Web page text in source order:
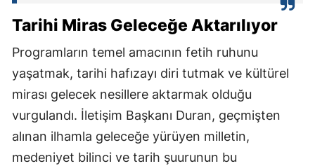
Tarihi Miras Geleceğe Aktarılıyor
Programların temel amacının fetih ruhunu
yaşatmak, tarihi hafızayı diri tutmak ve kültürel
mirası gelecek nesillere aktarmak olduğu
vurgulandı. İletişim Başkanı Duran, geçmişten
alınan ilhamla geleceğe yürüyen milletin,
medeniyet bilinci ve tarih şuurunun bu